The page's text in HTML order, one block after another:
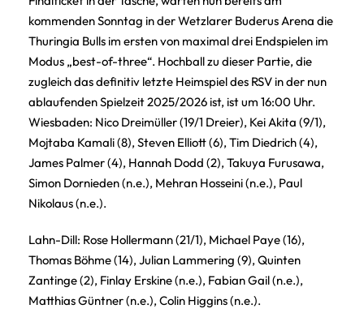
kommenden Sonntag in der Wetzlarer Buderus Arena die
Thuringia Bulls im ersten von maximal drei Endspielen im
Modus „best-of-three“. Hochball zu dieser Partie, die
zugleich das definitiv letzte Heimspiel des RSV in der nun
ablaufenden Spielzeit 2025/2026 ist, ist um 16:00 Uhr.
Wiesbaden: Nico Dreimüller (19/1 Dreier), Kei Akita (9/1),
Mojtaba Kamali (8), Steven Elliott (6), Tim Diedrich (4),
James Palmer (4), Hannah Dodd (2), Takuya Furusawa,
Simon Dornieden (n.e.), Mehran Hosseini (n.e.), Paul
Nikolaus (n.e.).
Lahn-Dill: Rose Hollermann (21/1), Michael Paye (16),
Thomas Böhme (14), Julian Lammering (9), Quinten
Zantinge (2), Finlay Erskine (n.e.), Fabian Gail (n.e.),
Matthias Güntner (n.e.), Colin Higgins (n.e.).